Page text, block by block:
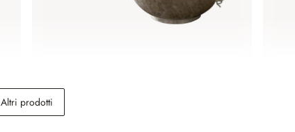
Coppia di ciotole Isamont
Altri prodotti